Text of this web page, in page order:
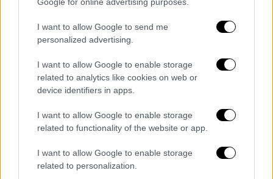
I want to allow Google to send me
personalized advertising.
I want to allow Google to enable storage
related to analytics like cookies on web or
device identifiers in apps.
I want to allow Google to enable storage
related to functionality of the website or app.
I want to allow Google to enable storage
related to personalization.
πολυδύναμο εκσυγχρονιστικό έργο για να
μπορέσουμε να βελτιώσουμε την ποιότητα
της δικιάς σας ζωής. Να μπορέσουμε να
ενισχύσουμε την ανάπτυξη της οικονομίας.
Να έχετε καλύτερη υγεία, καλύτερη παιδεία.
Με άλλα λόγια, αυτό το οποίο μας ζητήσατε
και μας ζητάτε είναι ναι, να κάνουμε την
Ελλάδα μια κανονική ευρωπαϊκή χώρα και
από αυτόν τον στόχο δεν πρόκειται να
υποχωρήσουμε».